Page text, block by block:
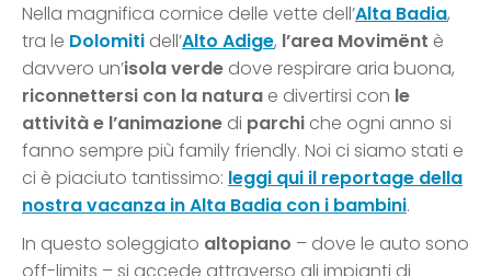
Nella magnifica cornice delle vette dell’Alta Badia,
tra le Dolomiti dell’Alto Adige, l’area Movimënt è
davvero un’isola verde dove respirare aria buona,
riconnettersi con la natura e divertirsi con le
attività e l’animazione di parchi che ogni anno si
fanno sempre più family friendly. Noi ci siamo stati e
ci è piaciuto tantissimo: leggi qui il reportage della
nostra vacanza in Alta Badia con i bambini.
In questo soleggiato altopiano – dove le auto sono